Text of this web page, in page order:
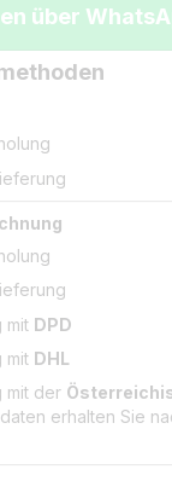
über
mit DPD
mit DHL
mit der
erhalten Sie